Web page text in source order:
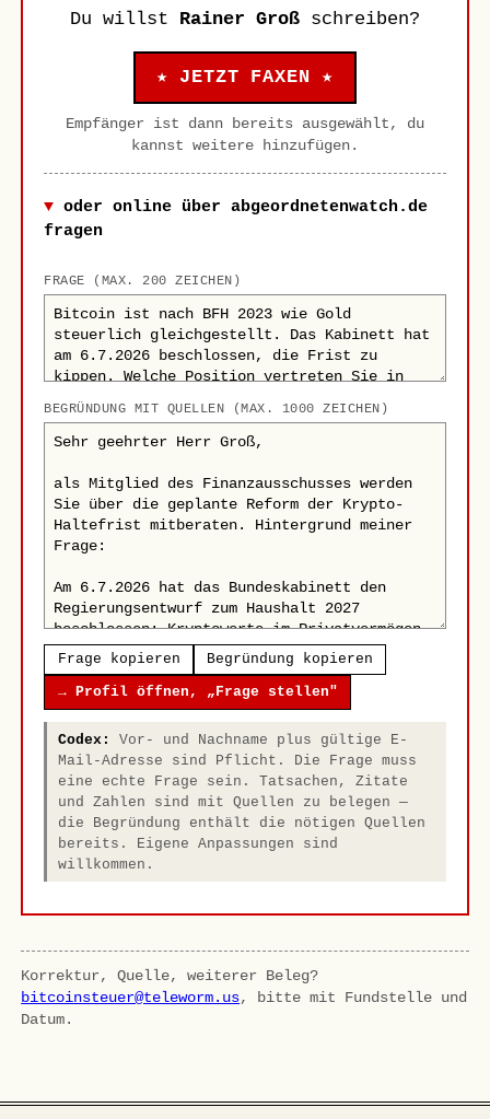
Du willst Rainer Groß schreiben?
★ JETZT FAXEN ★
Empfänger ist dann bereits ausgewählt, du
kannst weitere hinzufügen.
oder online über abgeordnetenwatch.de
fragen
FRAGE (MAX. 200 ZEICHEN)
BEGRÜNDUNG MIT QUELLEN (MAX. 1000 ZEICHEN)
Frage kopieren Begründung kopieren
→ Profil öffnen, „Frage stellen"
Codex:
Vor- und Nachname plus gültige E-
Mail-Adresse sind Pflicht. Die Frage muss
eine echte Frage sein. Tatsachen, Zitate
und Zahlen sind mit Quellen zu belegen —
die Begründung enthält die nötigen Quellen
bereits. Eigene Anpassungen sind
willkommen.
Korrektur, Quelle, weiterer Beleg?
bitcoinsteuer@teleworm.us, bitte mit Fundstelle und
Datum.